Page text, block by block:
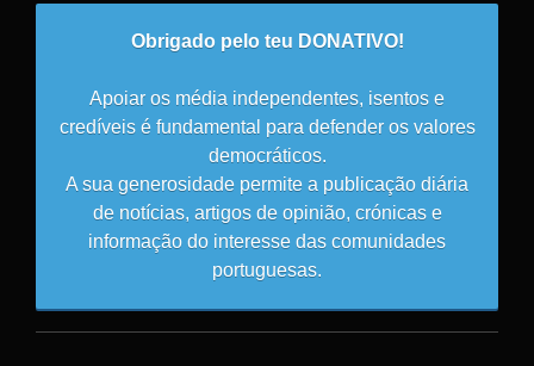
Obrigado pelo teu DONATIVO!
Apoiar os média independentes, isentos e
credíveis é fundamental para defender os valores
democráticos.
A sua generosidade permite a publicação diária
de notícias, artigos de opinião, crónicas e
informação do interesse das comunidades
portuguesas.